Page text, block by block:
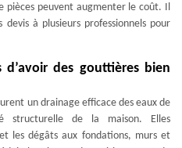
pièces peuvent augmenter le coût. Il
à plusieurs professionnels pour
des gouttières bien
un drainage efficace des eaux de
structurelle de la maison. Elles
les dégâts aux fondations, murs et